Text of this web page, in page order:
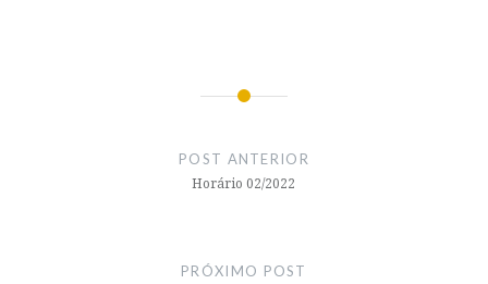
POST ANTERIOR
Horário 02/2022
PRÓXIMO POST